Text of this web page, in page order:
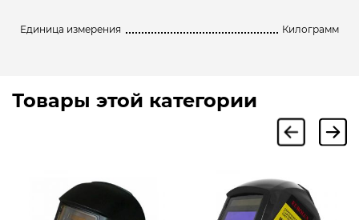
Единица измерения Килограмм
Товары этой категории